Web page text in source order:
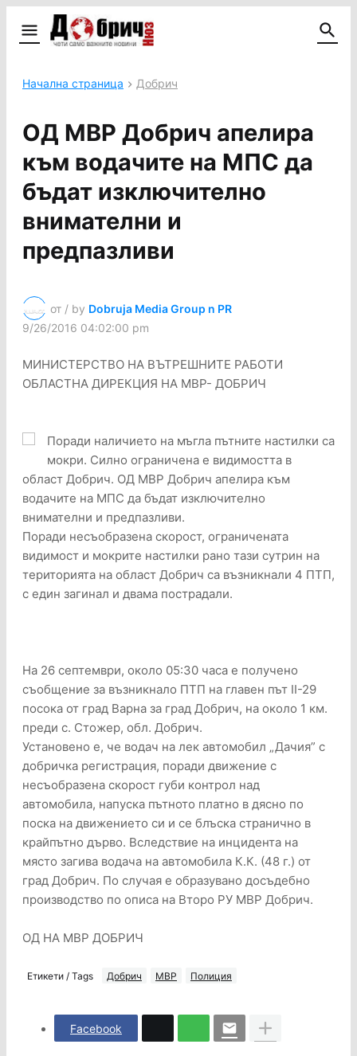
Начална страница Добрич
ОД МВР Добрич апелира
към водачите на МПС да
бъдат изключително
внимателни и
предпазливи
от / by Dobruja Media Group n PR
9/26/2016 04:02:00 pm
МИНИСТЕРСТВО НА ВЪТРЕШНИТЕ РАБОТИ
ОБЛАСТНА ДИРЕКЦИЯ НА МВР- ДОБРИЧ
Поради наличието на мъгла пътните настилки са
мокри. Силно ограничена е видимостта в
област Добрич. ОД МВР Добрич апелира към
водачите на МПС да бъдат изключително
внимателни и предпазливи.
Поради несъобразена скорост, ограничената
видимост и мокрите настилки рано тази сутрин на
територията на област Добрич са възникнали 4 ПТП,
с един загинал и двама пострадали.
На 26 септември, около 05:30 часа е получено
съобщение за възникнало ПТП на главен път II-29
посока от град Варна за град Добрич, на около 1 км.
преди с. Стожер, обл. Добрич.
Установено е, че водач на лек автомобил „Дачия” с
добричка регистрация, поради движение с
несъобразена скорост губи контрол над
автомобила, напуска пътното платно в дясно по
поска на движението си и се блъска странично в
крайпътно дърво. Вследствие на инцидента на
място загива водача на автомобила К.К. (48 г.) от
град Добрич. По случая е образувано досъдебно
производство по описа на Второ РУ МВР Добрич.
ОД НА МВР ДОБРИЧ
Етикети / Tags Добрич МВР Полиция
Facebook